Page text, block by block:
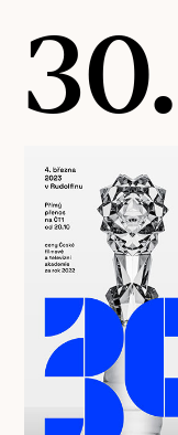
30.